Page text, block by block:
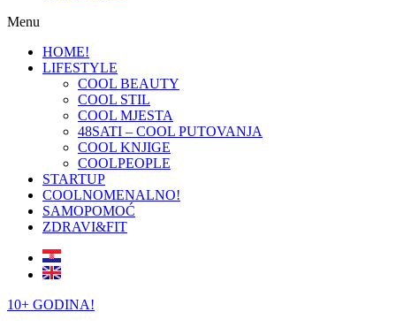
Menu
HOME!
LIFESTYLE
COOL BEAUTY
COOL STIL
COOL MJESTA
48SATI – COOL PUTOVANJA
COOL KNJIGE
COOLPEOPLE
STARTUP
COOLNOMENALNO!
SAMOPOMOĆ
ZDRAVI&FIT
10+ GODINA!